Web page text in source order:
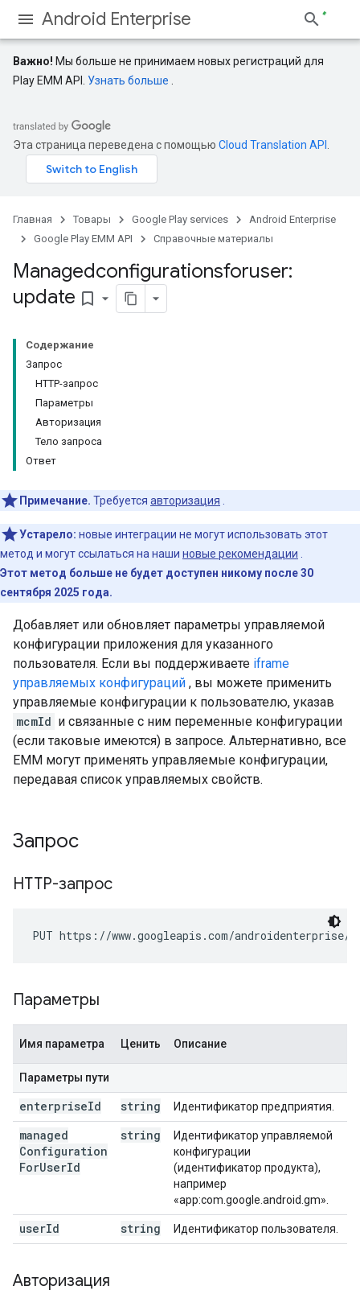
Android Enterprise
Важно! Мы больше не принимаем новых регистраций для
Play EMM API. Узнать больше
Эта страница переведена с помощью Cloud Translation API
Главная Товары Google Play services
Android Enterprise
Google Play EMM API
Справочные материалы
Managedconfigurationsforuser:
update bookmark_border
Содержание
Запрос
HTTP-запрос
Параметры
Авторизация
Тело запроса
Ответ
Примечание. Требуется авторизация
Устарело: новые интеграции не могут использовать этот
метод и могут ссылаться на наши новые рекомендации
Этот метод больше не будет доступен никому после 30
сентября 2025 года.
Добавляет или обновляет параметры управляемой
конфигурации приложения для указанного
пользователя. Если вы поддерживаете iframe
управляемых конфигураций , вы можете применить
управляемые конфигурации к пользователю, указав
mcmId и связанные с ним переменные конфигурации
(если таковые имеются) в запросе. Альтернативно, все
EMM могут применять управляемые конфигурации,
передавая список управляемых свойств.
Запрос
HTTP-запрос
PUT https://www.googleapis.com/androidenterprise/
Параметры
Имя параметра Ценить Описание
Параметры пути
enterpriseId string Идентификатор предприятия.
managed
Configuration
ForUserId
string
Идентификатор управляемой
конфигурации
(идентификатор продукта),
например
«app:com.google.android.gm».
userId string Идентификатор пользователя.
Авторизация